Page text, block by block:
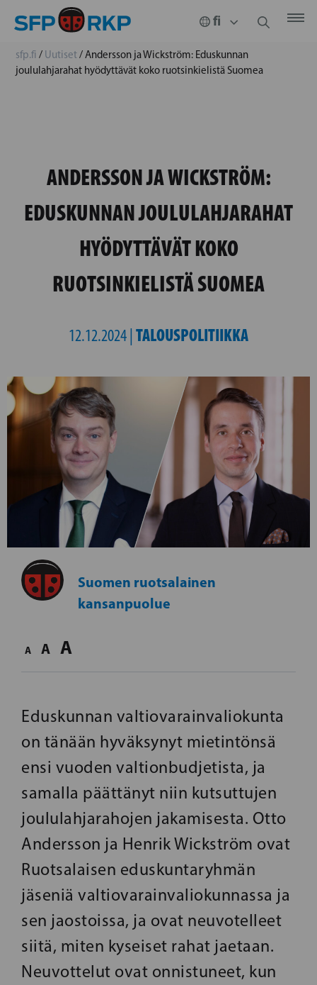
sfp.fi / Uutiset/Andersson ja Wickström: Eduskunnan
joululahjarahat hyödyttävät koko ruotsinkielistä Suomea
ANDERSSON JA WICKSTRÖM:
EDUSKUNNAN JOULULAHJARAHAT
HYÖDYTTÄVÄT KOKO
RUOTSINKIELISTÄ SUOMEA
12.12.2024 | TALOUSPOLITIIKKA
Suomen ruotsalainen
kansanpuolue
A A A
Eduskunnan valtiovarainvaliokunta
on tänään hyväksynyt mietintönsä
ensi vuoden valtionbudjetista, ja
samalla päättänyt niin kutsuttujen
joululahjarahojen jakamisesta. Otto
Andersson ja Henrik Wickström ovat
Ruotsalaisen eduskuntaryhmän
jäseniä valtiovarainvaliokunnassa ja
sen jaostoissa, ja ovat neuvotelleet
siitä, miten kyseiset rahat jaetaan.
Neuvottelut ovat onnistuneet, kun